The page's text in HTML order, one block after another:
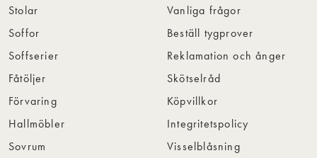
Stolar
Soffor
Soffserier
Fåtöljer
Förvaring
Hallmöbler
Sovrum
Vanliga frågor
Beställ tygprover
Reklamation och ånger
Skötselråd
Köpvillkor
Integritetspolicy
Visselblåsning